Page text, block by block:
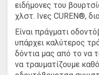
ειδήμονες του
χλστ. Ινες CUREN®,
Είναι πράγματι
υπάρχει καλύτερος
δόντια μας από το να
να τραυματίζουμε